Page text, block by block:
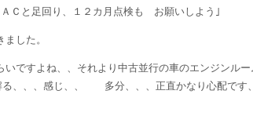
と足回り、１２カ月点検も お願いしよう｣
した。
ですよね、、それより中古並行の車のエンジンルー
る、、、感じ、、 多分、、、正直かなり心配です